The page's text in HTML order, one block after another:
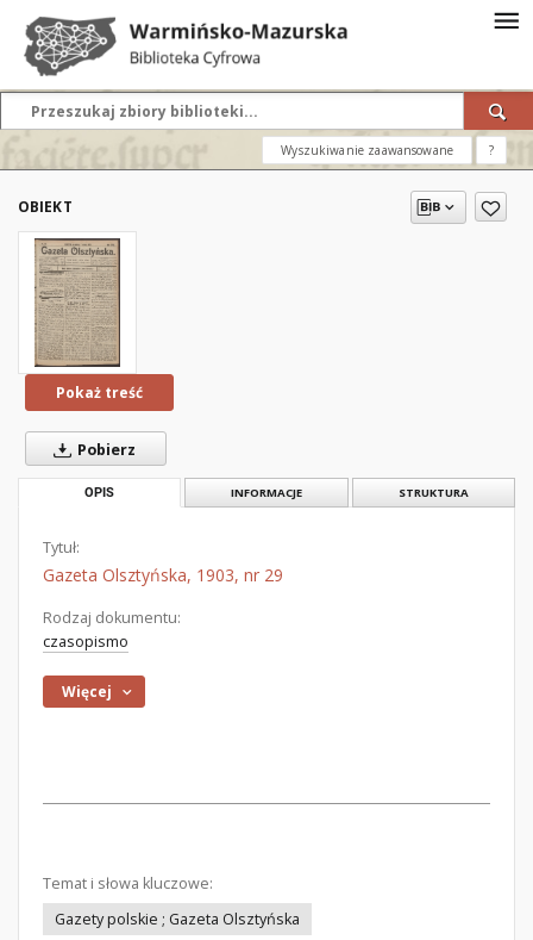
Wyszukiwanie zaawansowane ?
OBIEKT
Pokaż treść
Pobierz
OPIS INFORMACJE STRUKTURA
Tytuł:
Gazeta Olsztyńska, 1903, nr 29
Rodzaj dokumentu:
czasopismo
Więcej
Temat i słowa kluczowe:
Gazety polskie ; Gazeta Olsztyńska